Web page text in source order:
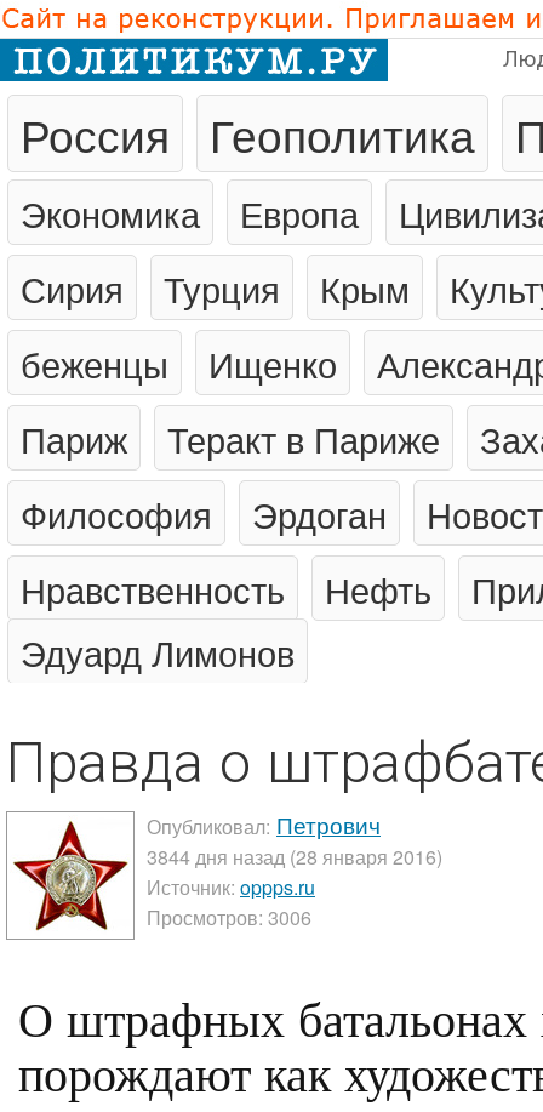
Россия Геополитика
Экономика Европа
Сирия
Турция Крым
беженцы
Ищенко
Париж
Теракт в Париже
Философия
Эрдоган
Нравственность
Нефть
Эдуард Лимонов
Правда о
Опубликовал: Петрович
3844 дня назад (28 января 2016)
Источник: oppps.ru
Просмотров: 3006
О штрафных
порождают как